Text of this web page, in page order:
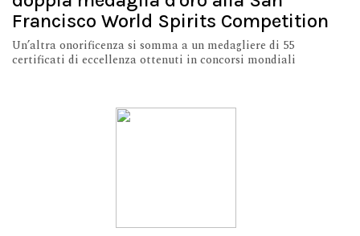
Francisco World Spirits Competition
Un’altra onorificenza si somma a un medagliere di 55
certificati di eccellenza ottenuti in concorsi mondiali